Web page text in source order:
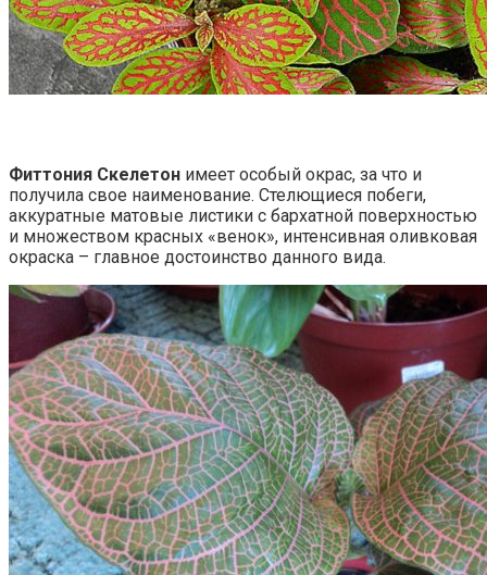
Фиттония Скелетон имеет особый окрас, за что и
получила свое наименование. Стелющиеся побеги,
аккуратные матовые листики с бархатной поверхностью
и множеством красных «венок», интенсивная оливковая
окраска – главное достоинство данного вида.